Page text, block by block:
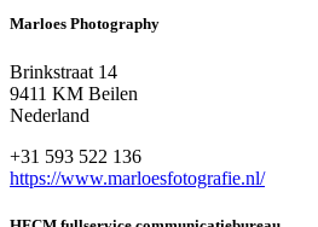
Marloes Photography
Brinkstraat 14
9411 KM Beilen
Nederland
+31 593 522 136
https://www.marloesfotografie.nl/